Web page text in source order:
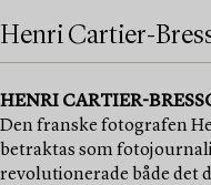
Henri Cartier-
HENRI CARTIER-
Den franske fotografen
betraktas som
revolutionerade både det